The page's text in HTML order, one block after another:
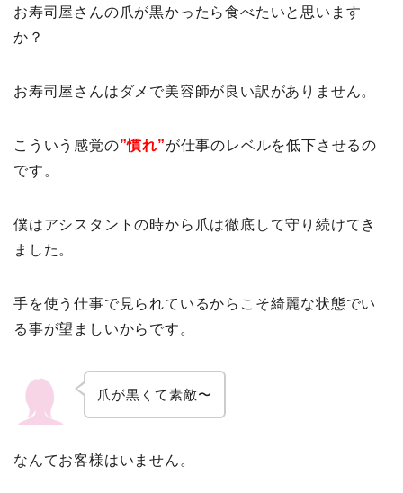
お寿司屋さんの爪が黒かったら食べたいと思います
か？
お寿司屋さんはダメで美容師が良い訳がありません。
こういう感覚の”慣れ”が仕事のレベルを低下させるの
です。
僕はアシスタントの時から爪は徹底して守り続けてき
ました。
手を使う仕事で見られているからこそ綺麗な状態でい
る事が望ましいからです。
爪が黒くて素敵〜
なんてお客様はいません。